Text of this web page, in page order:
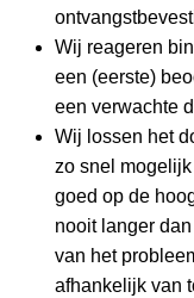
Wij reageren
een (eerste)
een verwachte
Wij lossen het
zo snel
goed op de
nooit langer
van het
afhankelijk van